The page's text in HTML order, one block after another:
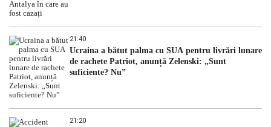
21:40
Ucraina a bătut palma cu SUA pentru livrări lunare
de rachete Patriot, anunță Zelenski: „Sunt
suficiente? Nu”
21:20